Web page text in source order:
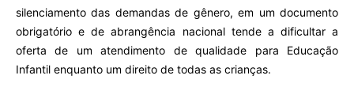
silenciamento das demandas de gênero, em um documento
obrigatório e de abrangência nacional tende a dificultar a
oferta de um atendimento de qualidade para Educação
Infantil enquanto um direito de todas as crianças.